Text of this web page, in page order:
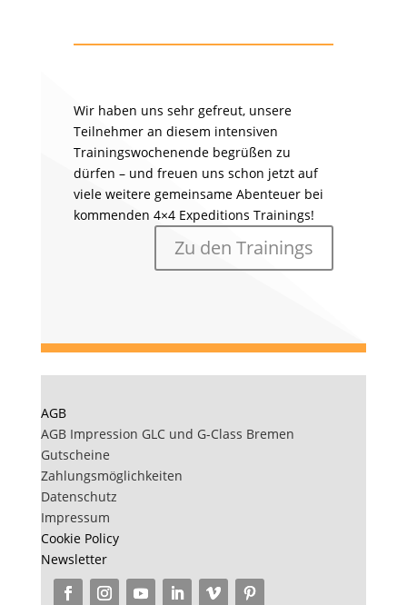
Wir haben uns sehr gefreut, unsere
Teilnehmer an diesem intensiven
Trainingswochenende begrüßen zu
dürfen – und freuen uns schon jetzt auf
viele weitere gemeinsame Abenteuer bei
kommenden 4×4 Expeditions Trainings!
Zu den Trainings
AGB
AGB Impression GLC und G-Class Bremen
Gutscheine
Zahlungsmöglichkeiten
Datenschutz
Impressum
Cookie Policy
Newsletter